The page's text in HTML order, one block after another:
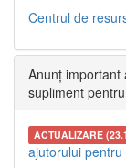
Centrul de
Anunț important
supliment
ACTUALIZARE
ajutorului